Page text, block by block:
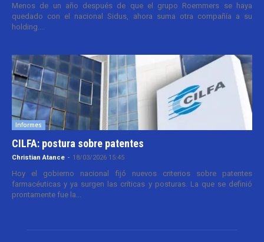
Menos de un año después de que el grupo Roemmers se haya
quedado con el nacional Sidus, ahora suma otra compañía a su
holding....
Informes
CILFA: postura sobre patentes
Christian Atance - 18/03/2026 15:45
Hoy el gobierno nacional fijó nuevos criterios sobre patentes
farmacéuticas y ya surgen las críticas y posturas. La que se definió
prontamente fue la...